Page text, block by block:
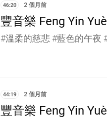
46:20 2 個月前
豐音樂 Feng Yin Yue
#溫柔的慈悲 #藍色的午夜
44:19 2 個月前
豐音樂 Feng Yin Yue